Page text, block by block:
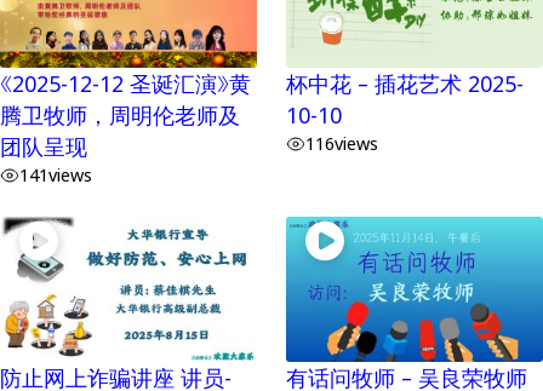
《2025-12-12 圣诞汇演》黄
腾卫牧师，周明伦老师及
团队呈现
141views
杯中花 – 插花艺术 2025-
10-10
116views
防止网上诈骗讲座 讲员-
有话问牧师 – 吴良荣牧师